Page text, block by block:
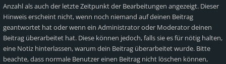
Anzahl als auch der letzte Zeitpunkt der Bearbeitungen angezeigt. Dieser
Hinweis erscheint nicht, wenn noch niemand auf deinen Beitrag
geantwortet hat oder wenn ein Administrator oder Moderator deinen
Beitrag überarbeitet hat. Diese können jedoch, falls sie es für nötig halten,
eine Notiz hinterlassen, warum dein Beitrag überarbeitet wurde. Bitte
beachte, dass normale Benutzer einen Beitrag nicht löschen können,